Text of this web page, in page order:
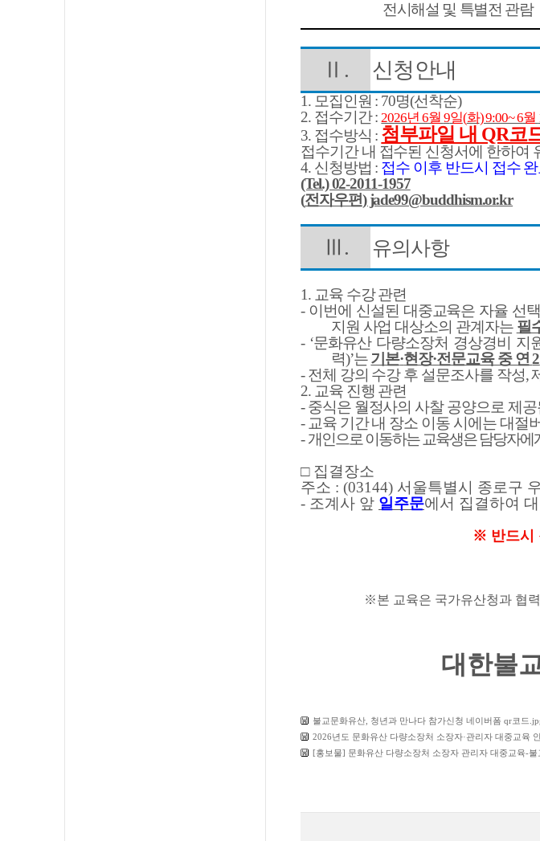
전시해설 및 특별전 관람
Ⅱ . 신청안내
1. 모집인원 : 70명(선착순)
2. 접수기간: 2026년 6월 9일(화) 9:00~ 6월
3. 접수방식 : 첨부파일 내 QR코
접수기간 내 접수된 신청서에 한하여
4. 신청방법 : 접수 이후 반드시 접수
(Tel.) 02-2011-1957
(전자우편) jade99@buddhism.or.kr
Ⅲ . 유의사항
1. 교육 수강 관련
- 이번에 신설된 대중교육은 자율 선
지원 사업 대상소의 관계자는 필
- ‘문화유산 다량소장처 경상경비 지
력)’는기본·현장·전문교육 중 연2
-전체 강의 수강 후 설문조사를 작성,
2. 교육 진행 관련
-중식은 월정사의 사찰 공양으로 제공
- 교육 기간 내 장소 이동 시에는 대절
-개인으로 이동하는 교육생은 담당자에
□ 집결장소
주소 : (03144) 서울특별시 종로구
- 조계사 앞 일주문에서 집결하여
※ 반드시
※본 교육은 국가유산청과 협
대한불
불교문화유산, 청년과 만나다 참가신청 네이버폼 qr코드
2026년도 문화유산 다량소장처 소장자·관리자 대중교육
[홍보물] 문화유산 다량소장처 소장자 관리자 대중교육-